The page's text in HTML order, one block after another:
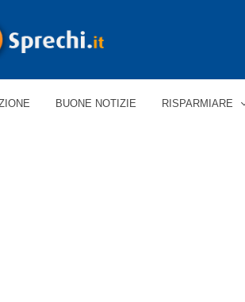
BUONE NOTIZIE RISPARMIARE